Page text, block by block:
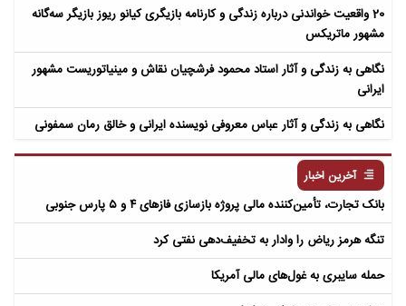
20 واقعیت خواندنی درباره زندگی و کارنامه بازیگری کیانو ریوز بازیگر سه‌گانه
مشهور ماتریکس
نگاهی به زندگی و آثار استاد محمود فرشچیان نقاش و مینیاتوریست مشهور
ایرانی
نگاهی به زندگی و آثار عباس معروفی نویسنده ایرانی و خالق رمان سمفونی
آخرین اخبار
بانک تجارت، تأمین‌کننده مالی پروژه بازسازی فازهای ۴ و ۵ پارس جنوبی
تنگه هرمز ریاض را وادار به تخفیف‌دهی نفتی کرد
حمله سایبری به غول‌های مالی آمریکا